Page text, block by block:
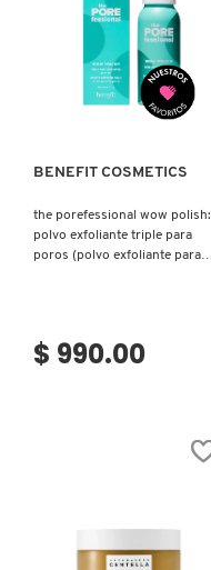
Ver más
BENEFIT COSMETICS
the porefessional wow polish:
polvo exfoliante triple para
poros (polvo exfoliante para
$ 990.00